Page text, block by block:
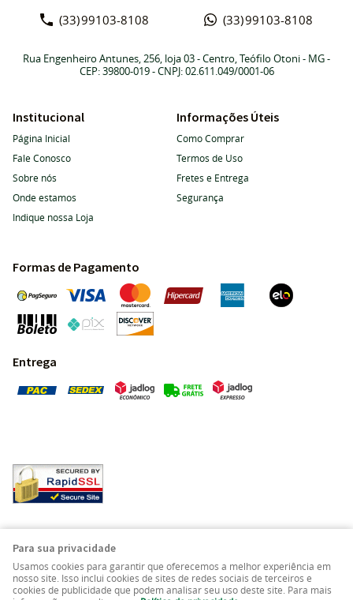
(33)99103-8108 (33)99103-8108
Rua Engenheiro Antunes, 256, loja 03-Centro, Teófilo Otoni- MG-
CEP: 39800-019- CNPJ: 02.611.049/0001-06
Institucional
Página Inicial
Fale Conosco
Sobre nós
Onde estamos
Indique nossa Loja
Informações Úteis
Como Comprar
Termos de Uso
Fretes e Entrega
Segurança
Formas de Pagamento
Entrega
LOJA VIRTUAL CRIADA POR
Para sua privacidade
Usamos cookies para garantir que oferecemos a melhor experiência em
nosso site. Isso inclui cookies de sites de redes sociais de terceiros e
cookies de publicidade que podem analisar seu uso deste site. Para mais